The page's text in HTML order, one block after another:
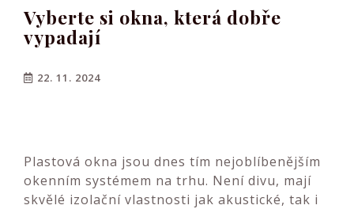
Vyberte si okna, která dobře
vypadají
22. 11. 2024
Plastová okna jsou dnes tím nejoblíbenějším
okenním systémem na trhu. Není divu, mají
skvělé izolační vlastnosti jak akustické, tak i